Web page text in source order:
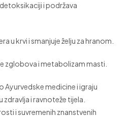
i podržava
u krvi i smanjuje želju za hranom.
zglobova i metabolizam masti.
Ayurvedske medicine i igraju
i ravnoteže tijela.
i suvremenih znanstvenih